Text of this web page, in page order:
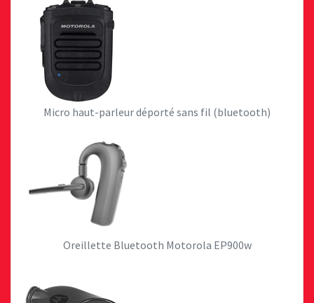
Micro haut-parleur déporté sans fil (bluetooth)
Oreillette Bluetooth Motorola EP900w